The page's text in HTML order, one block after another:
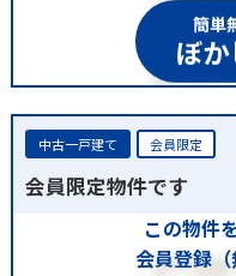
簡単
ぼか
中古一戸建て 会員限定
会員限定物件です
この物件
会員登録（